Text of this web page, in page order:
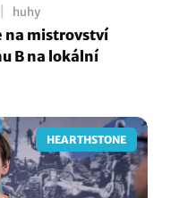
huhy
na mistrovství
B na lokální
HEARTHSTONE